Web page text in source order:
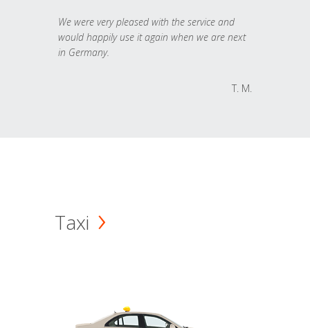
We were very pleased with the service and
would happily use it again when we are next
in Germany.
T. M.
Taxi